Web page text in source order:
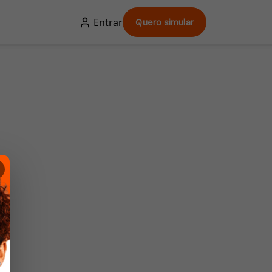
Entrar Quero simular